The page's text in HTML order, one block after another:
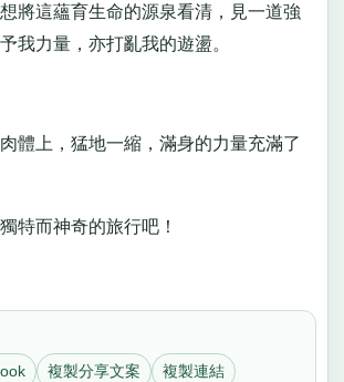
這蘊育生命的源泉看清，見一道強
我力量，亦打亂我的遊盪。
上，猛地一縮，滿身的力量充滿了
而神奇的旅行吧！
複製分享文案 複製連結